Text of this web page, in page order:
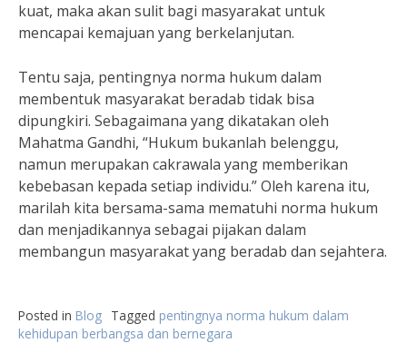
kuat, maka akan sulit bagi masyarakat untuk
mencapai kemajuan yang berkelanjutan.
Tentu saja, pentingnya norma hukum dalam
membentuk masyarakat beradab tidak bisa
dipungkiri. Sebagaimana yang dikatakan oleh
Mahatma Gandhi, “Hukum bukanlah belenggu,
namun merupakan cakrawala yang memberikan
kebebasan kepada setiap individu.” Oleh karena itu,
marilah kita bersama-sama mematuhi norma hukum
dan menjadikannya sebagai pijakan dalam
membangun masyarakat yang beradab dan sejahtera.
Posted in Blog Tagged pentingnya norma hukum dalam
kehidupan berbangsa dan bernegara